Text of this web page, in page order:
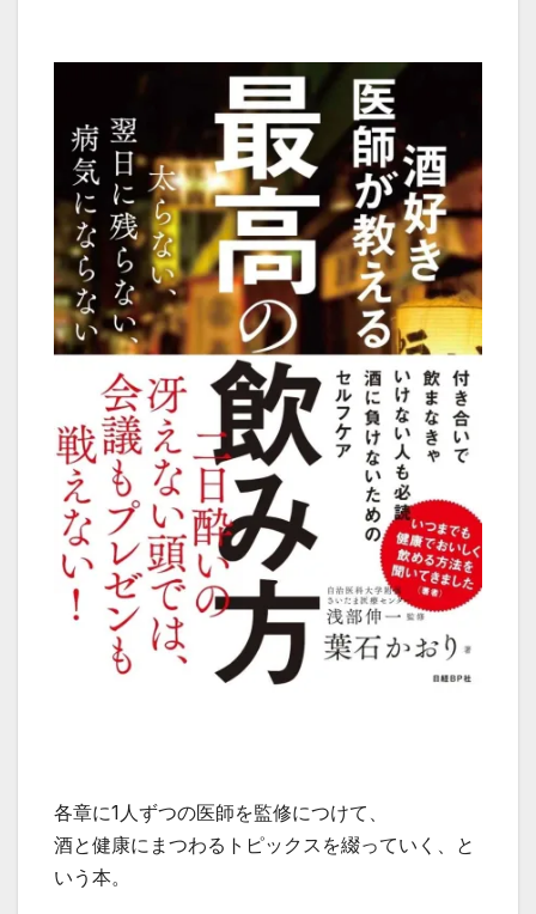
各章に1人ずつの医師を監修につけて、
酒と健康にまつわるトピックスを綴っていく、と
いう本。